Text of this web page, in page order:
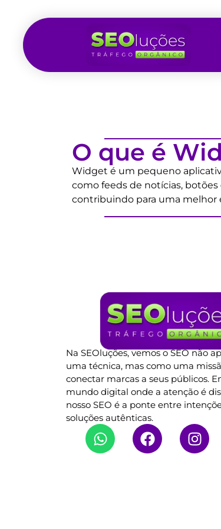
O que é
Widget é um pequeno
como feeds de notícias,
contribuindo para uma melhor
Na SEOluções, vemos o SEO não
uma técnica, mas como uma
conectar marcas a seus públicos.
mundo digital onde a atenção é
nosso SEO é a ponte entre
soluções autênticas.